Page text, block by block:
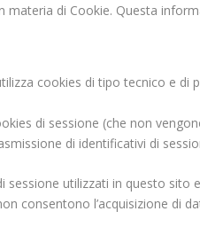
materia di Cookie. Questa
cookies di tipo tecnico e di
di sessione (che non
di identificativi di
sessione utilizzati in questo sito
consentono l’acquisizione di